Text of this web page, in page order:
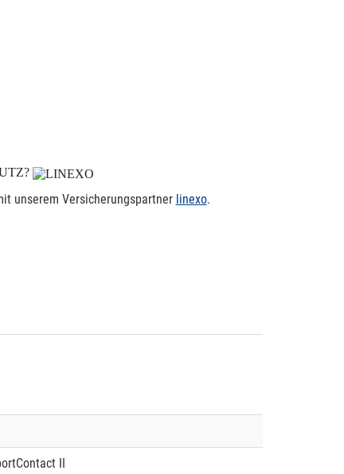
unserem Versicherungspartner linexo.
II